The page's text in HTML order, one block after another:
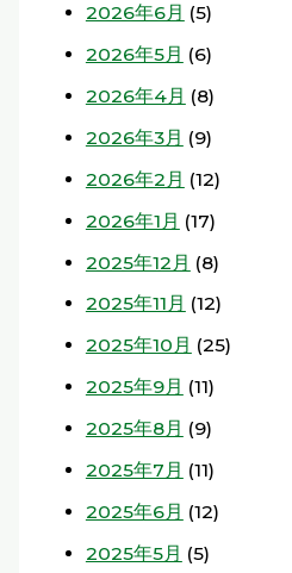
2026年6月 (5)
2026年5月 (6)
2026年4月 (8)
2026年3月 (9)
2026年2月 (12)
2026年1月 (17)
2025年12月 (8)
2025年11月 (12)
2025年10月 (25)
2025年9月 (11)
2025年8月 (9)
2025年7月 (11)
2025年6月 (12)
2025年5月 (5)